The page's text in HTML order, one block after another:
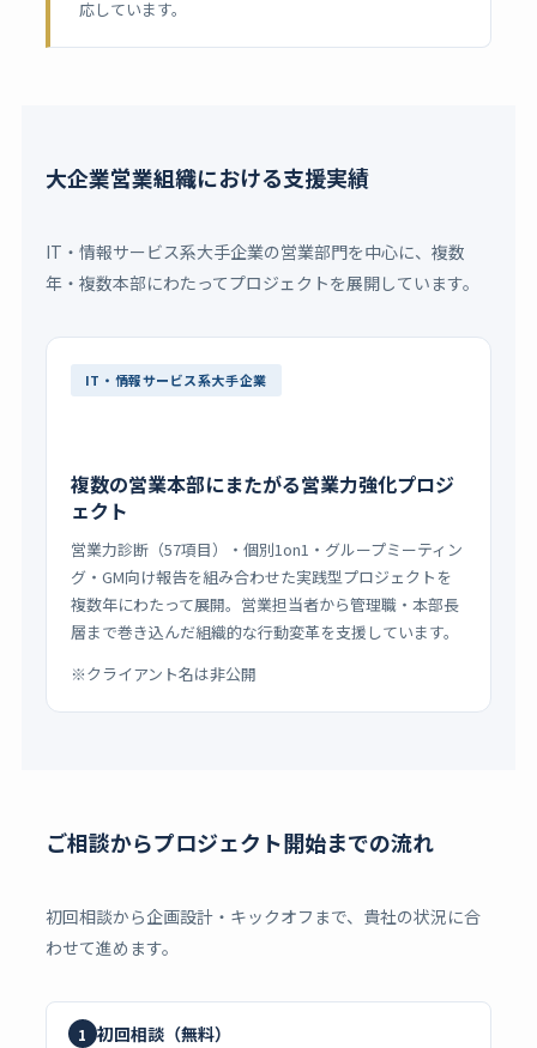
応しています。
大企業営業組織における支援実績
IT・情報サービス系大手企業の営業部門を中心に、複数
年・複数本部にわたってプロジェクトを展開しています。
IT・情報サービス系大手企業
複数の営業本部にまたがる営業力強化プロジ
ェクト
営業力診断（57項目）・個別1on1・グループミーティン
グ・GM向け報告を組み合わせた実践型プロジェクトを
複数年にわたって展開。営業担当者から管理職・本部長
層まで巻き込んだ組織的な行動変革を支援しています。
※クライアント名は非公開
ご相談からプロジェクト開始までの流れ
初回相談から企画設計・キックオフまで、貴社の状況に合
わせて進めます。
1 初回相談（無料）